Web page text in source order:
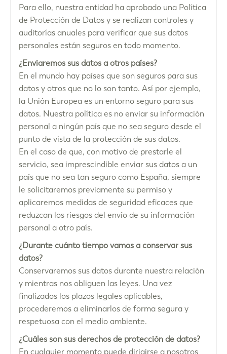
Para ello, nuestra entidad ha aprobado una Política
de Protección de Datos y se realizan controles y
auditorías anuales para verificar que sus datos
personales están seguros en todo momento.
¿Enviaremos sus datos a otros países?
En el mundo hay países que son seguros para sus
datos y otros que no lo son tanto. Así por ejemplo,
la Unión Europea es un entorno seguro para sus
datos. Nuestra política es no enviar su información
personal a ningún país que no sea seguro desde el
punto de vista de la protección de sus datos.
En el caso de que, con motivo de prestarle el
servicio, sea imprescindible enviar sus datos a un
país que no sea tan seguro como España, siempre
le solicitaremos previamente su permiso y
aplicaremos medidas de seguridad eficaces que
reduzcan los riesgos del envío de su información
personal a otro país.
¿Durante cuánto tiempo vamos a conservar sus
datos?
Conservaremos sus datos durante nuestra relación
y mientras nos obliguen las leyes. Una vez
finalizados los plazos legales aplicables,
procederemos a eliminarlos de forma segura y
respetuosa con el medio ambiente.
¿Cuáles son sus derechos de protección de datos?
En cualquier momento puede dirigirse a nosotros